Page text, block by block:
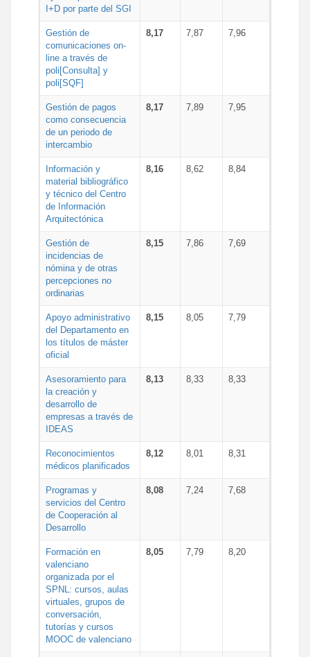
I+D por parte del SGI
Gestión de
comunicaciones on-
line a través de
poli[Consulta] y
poli[SQF]
8,17 7,87 7,96
Gestión de pagos
como consecuencia
de un periodo de
intercambio
8,17 7,89 7,95
Información y
material bibliográfico
y técnico del Centro
de Información
Arquitectónica
8,16 8,62 8,84
Gestión de
incidencias de
nómina y de otras
percepciones no
ordinarias
8,15 7,86 7,69
Apoyo administrativo
del Departamento en
los títulos de máster
oficial
8,15 8,05 7,79
Asesoramiento para
la creación y
desarrollo de
empresas a través de
IDEAS
8,13 8,33 8,33
Reconocimientos
médicos planificados
8,12 8,01 8,31
Programas y
servicios del Centro
de Cooperación al
Desarrollo
8,08 7,24 7,68
Formación en
valenciano
organizada por el
SPNL: cursos, aulas
virtuales, grupos de
conversación,
tutorías y cursos
MOOC de valenciano
8,05 7,79 8,20